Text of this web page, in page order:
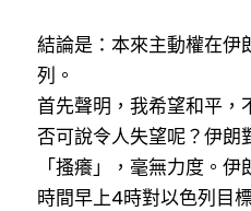
真相直擊
黃萬成專欄
高松傑專欄
林伯強專欄
支聯會案
親子
投稿熱線
支持讚助
條款及細則
繁體中文
English
結論是：本來主動權在伊
列。
首先聲明，我希望和平，
否可說令人失望呢？伊朗
「搔癢」，毫無力度。
時間早上4時對以色列目